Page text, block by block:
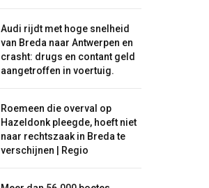
Audi rijdt met hoge snelheid
van Breda naar Antwerpen en
crasht: drugs en contant geld
aangetroffen in voertuig.
Roemeen die overval op
Hazeldonk pleegde, hoeft niet
naar rechtszaak in Breda te
verschijnen | Regio